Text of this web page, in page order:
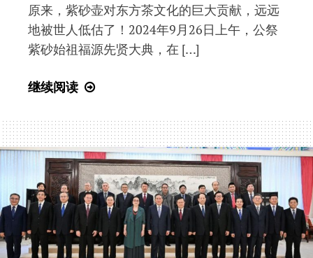
原来，紫砂壶对东方茶文化的巨大贡献，远远
地被世人低估了！2024年9月26日上午，公祭
紫砂始祖福源先贤大典，在 […]
继续阅读
公
祭
紫
砂
始
祖
福